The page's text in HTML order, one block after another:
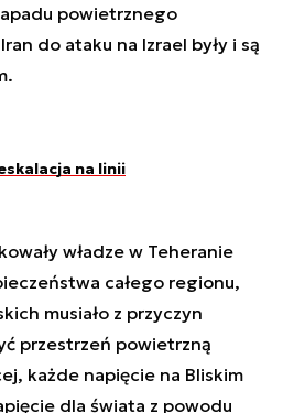
powietrznego
do ataku na Izrael były i są
na linii
władze w Teheranie
całego regionu,
musiało z przyczyn
przestrzeń powietrzną
każde napięcie na Bliskim
dla świata z powodu